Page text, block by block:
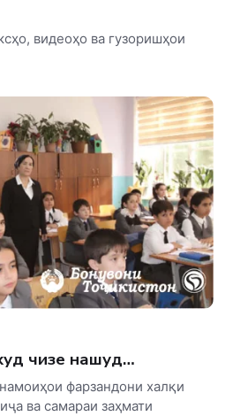
видеоҳо ва гузоришҳои
чизе нашуд…
фарзандони халқи
ва самараи заҳмати